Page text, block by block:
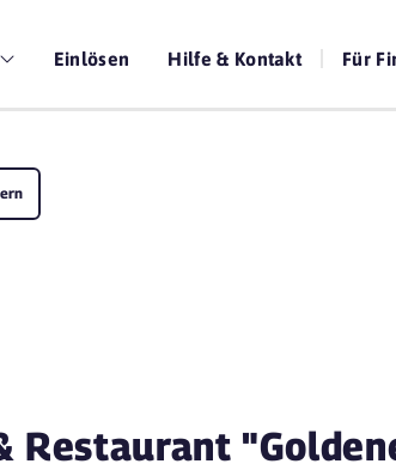
Einlösen Hilfe & Kontakt Für
Restaurant